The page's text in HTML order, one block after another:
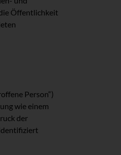
Öffentlichkeit
Person“)
wie einem
der